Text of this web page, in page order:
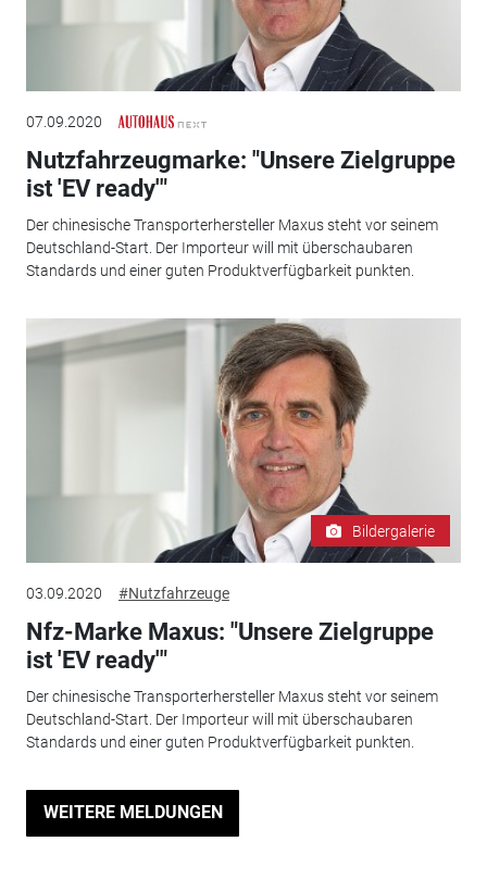
07.09.2020
Nutzfahrzeugmarke: "Unsere Zielgruppe
ist 'EV ready'"
Der chinesische Transporterhersteller Maxus steht vor seinem
Deutschland-Start. Der Importeur will mit überschaubaren
Standards und einer guten Produktverfügbarkeit punkten.
Bildergalerie
03.09.2020 #Nutzfahrzeuge
Nfz-Marke Maxus: "Unsere Zielgruppe
ist 'EV ready'"
Der chinesische Transporterhersteller Maxus steht vor seinem
Deutschland-Start. Der Importeur will mit überschaubaren
Standards und einer guten Produktverfügbarkeit punkten.
WEITERE MELDUNGEN